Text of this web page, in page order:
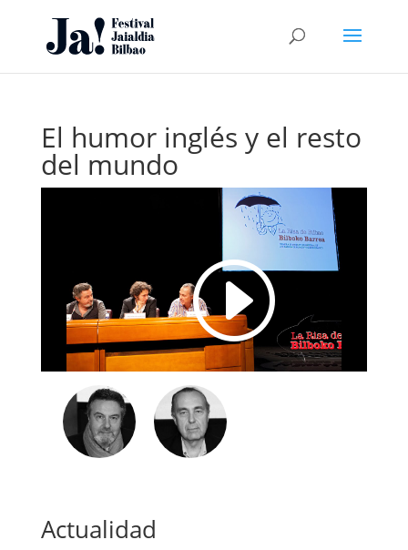
El humor inglés y el resto
del mundo
I
Actualidad